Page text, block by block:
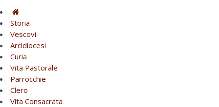
Storia
Vescovi
Arcidiocesi
Curia
Vita Pastorale
Parrocchie
Clero
Vita Consacrata